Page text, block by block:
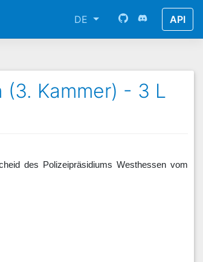
DE API
(3. Kammer) - 3 L
des Polizeipräsidiums Westhessen vom